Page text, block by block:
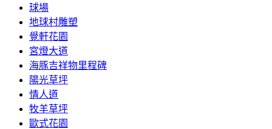
球場
地球村雕塑
覺軒花園
宮燈大道
海豚吉祥物里程碑
陽光草坪
情人道
牧羊草坪
歐式花園